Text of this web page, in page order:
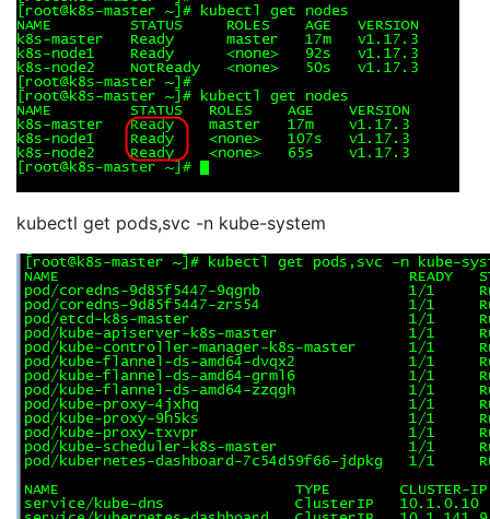
kubectl get pods,svc -n kube-system